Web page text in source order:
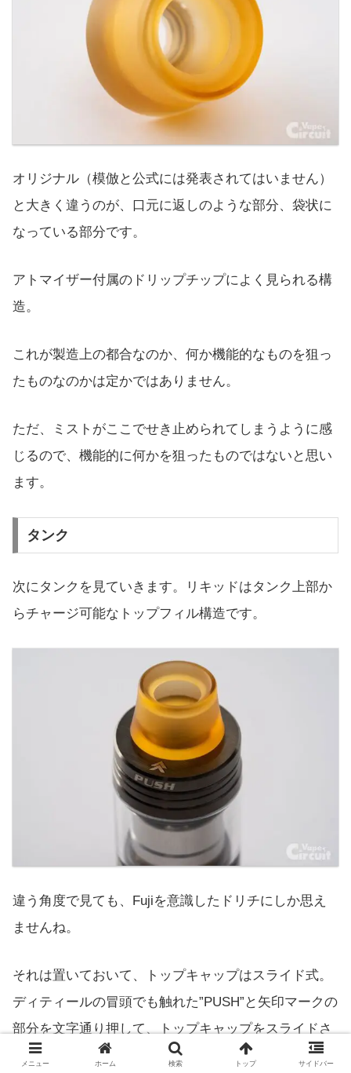
オリジナル（模倣と公式には発表されてはいません）
と大きく違うのが、口元に返しのような部分、袋状に
なっている部分です。
アトマイザー付属のドリップチップによく見られる構
造。
これが製造上の都合なのか、何か機能的なものを狙っ
たものなのかは定かではありません。
ただ、ミストがここでせき止められてしまうように感
じるので、機能的に何かを狙ったものではないと思い
ます。
タンク
次にタンクを見ていきます。リキッドはタンク上部か
らチャージ可能なトップフィル構造です。
違う角度で見ても、Fujiを意識したドリチにしか思え
ませんね。
それは置いておいて、トップキャップはスライド式。
ディティールの冒頭でも触れた”PUSH”と矢印マークの
部分を文字通り押して、トップキャップをスライドさ
せます。しかし、PUSHの文字が大きいですね。
メニュー ホーム 検索 トップ サイドバー